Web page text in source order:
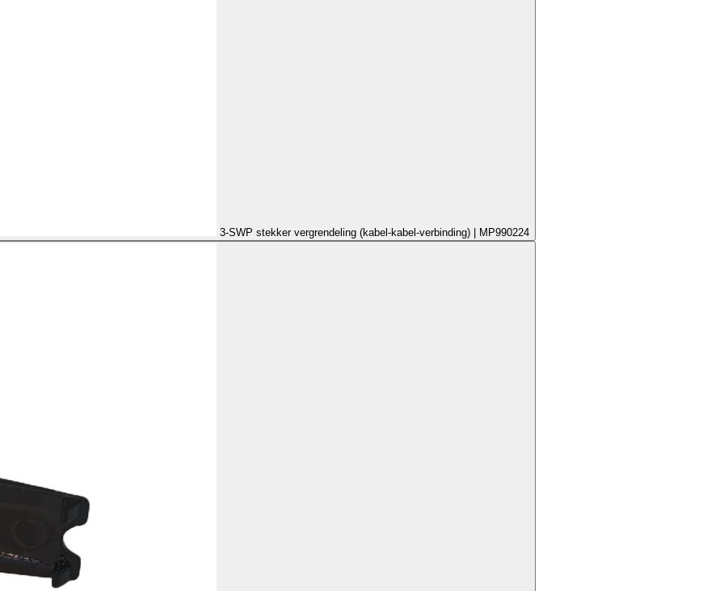
3-SWP stekker vergrendeling (kabel-kabel-verbinding) | MP990224